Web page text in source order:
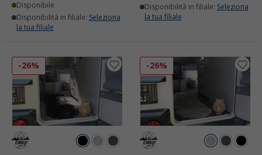
Disponibile
Disponibilità in filiale: Seleziona
la tua filiale
Disponibilità in filiale: Seleziona
la tua filiale
-26% -26%